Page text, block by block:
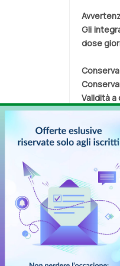
Gli
dose
Validità
Formato
Barattolo
Peso
Cod.